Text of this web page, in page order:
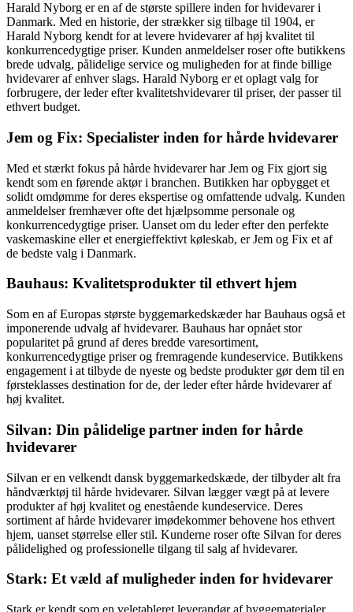
Harald Nyborg er en af de største spillere inden for hvidevarer i
Danmark. Med en historie, der strækker sig tilbage til 1904, er
Harald Nyborg kendt for at levere hvidevarer af høj kvalitet til
konkurrencedygtige priser. Kunden anmeldelser roser ofte butikkens
brede udvalg, pålidelige service og muligheden for at finde billige
hvidevarer af enhver slags. Harald Nyborg er et oplagt valg for
forbrugere, der leder efter kvalitetshvidevarer til priser, der passer til
ethvert budget.
Jem og Fix: Specialister inden for hårde hvidevarer
Med et stærkt fokus på hårde hvidevarer har Jem og Fix gjort sig
kendt som en førende aktør i branchen. Butikken har opbygget et
solidt omdømme for deres ekspertise og omfattende udvalg. Kunden
anmeldelser fremhæver ofte det hjælpsomme personale og
konkurrencedygtige priser. Uanset om du leder efter den perfekte
vaskemaskine eller et energieffektivt køleskab, er Jem og Fix et af
de bedste valg i Danmark.
Bauhaus: Kvalitetsprodukter til ethvert hjem
Som en af Europas største byggemarkedskæder har Bauhaus også et
imponerende udvalg af hvidevarer. Bauhaus har opnået stor
popularitet på grund af deres bredde varesortiment,
konkurrencedygtige priser og fremragende kundeservice. Butikkens
engagement i at tilbyde de nyeste og bedste produkter gør dem til en
førsteklasses destination for de, der leder efter hårde hvidevarer af
høj kvalitet.
Silvan: Din pålidelige partner inden for hårde
hvidevarer
Silvan er en velkendt dansk byggemarkedskæde, der tilbyder alt fra
håndværktøj til hårde hvidevarer. Silvan lægger vægt på at levere
produkter af høj kvalitet og enestående kundeservice. Deres
sortiment af hårde hvidevarer imødekommer behovene hos ethvert
hjem, uanset størrelse eller stil. Kunderne roser ofte Silvan for deres
pålidelighed og professionelle tilgang til salg af hvidevarer.
Stark: Et væld af muligheder inden for hvidevarer
Stark er kendt som en veletableret leverandør af byggematerialer,